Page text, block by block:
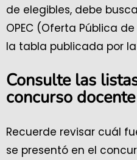
de elegibles, debe
OPEC (Oferta Pública
la tabla publicada por la
Consulte las
concurso docente
Recuerde revisar cuál
se presentó en el